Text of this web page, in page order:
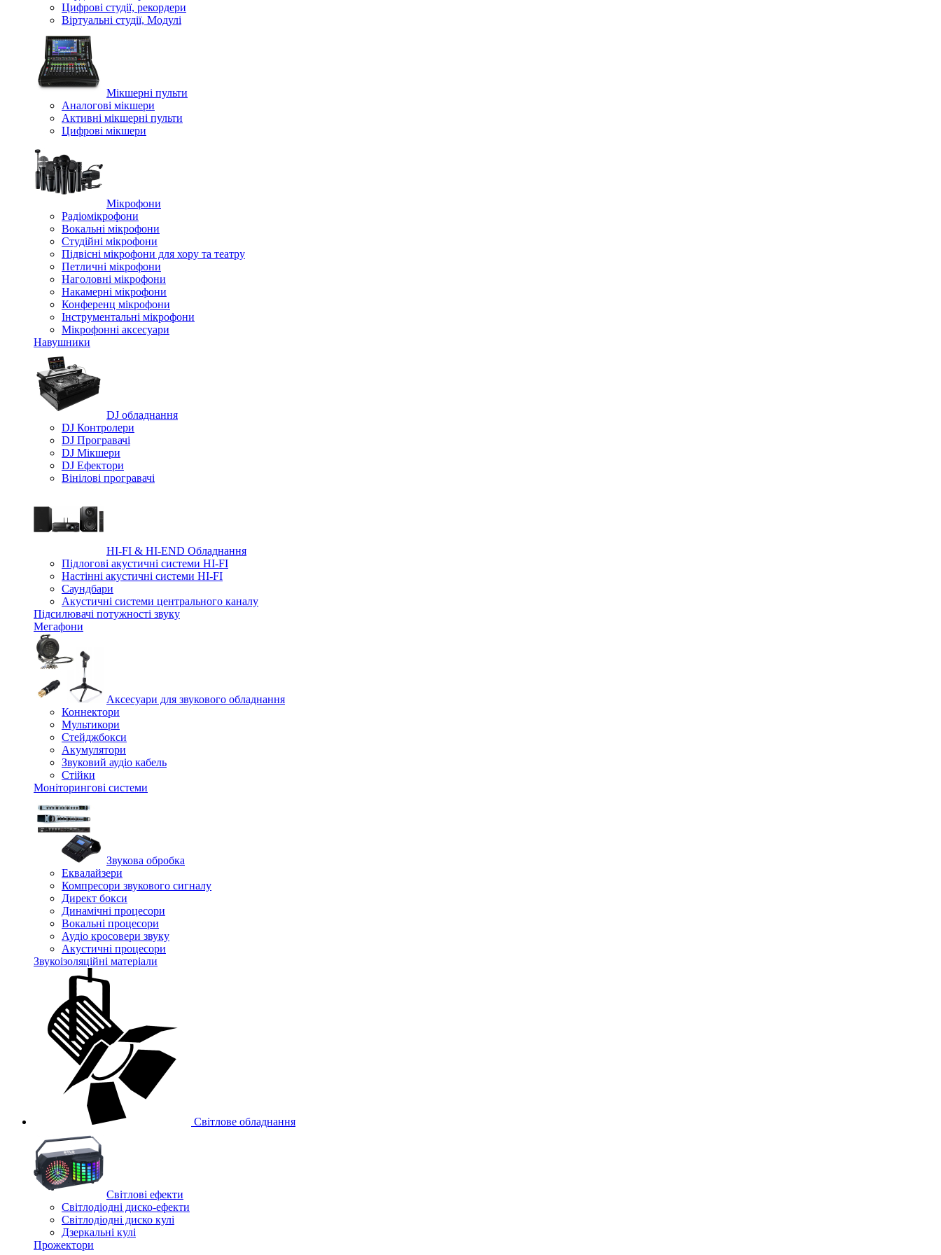
Цифрові студії, рекордери
Віртуальні студії, Модулі
Мікшерні пульти
Аналогові мікшери
Активні мікшерні пульти
Цифрові мікшери
Мікрофони
Радіомікрофони
Вокальні мікрофони
Студійні мікрофони
Підвісні мікрофони для хору та театру
Петличні мікрофони
Наголовні мікрофони
Накамерні мікрофони
Конференц мікрофони
Iнструментальні мікрофони
Мікрофонні аксесуари
Навушники
DJ обладнання
DJ Контролери
DJ Програвачі
DJ Мікшери
DJ Ефектори
Вінілові програвачі
HI-FI & HI-END Обладнання
Підлогові акустичні системи HI-FI
Настінні акустичні системи HI-FI
Саундбари
Акустичні системи центрального каналу
Підсилювачі потужності звуку
Мегафони
Аксесуари для звукового обладнання
Коннектори
Мультикори
Стейджбокси
Акумулятори
Звуковий аудіо кабель
Стійки
Моніторингові системи
Звукова обробка
Еквалайзери
Компресори звукового сигналу
Директ бокси
Динамічні процесори
Вокальні процесори
Аудіо кросовери звуку
Акустичні процесори
Звукоізоляційні матеріали
Світлове обладнання
Cвітлові ефекти
Світлодіодні диско-ефекти
Світлодіодні диско кулі
Дзеркальні кулі
Прожектори